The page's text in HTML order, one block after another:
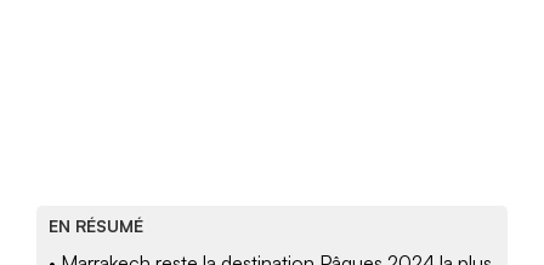
EN RÉSUMÉ